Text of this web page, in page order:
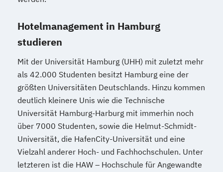
Hotelmanagement in Hamburg
studieren
Mit der Universität Hamburg (UHH) mit zuletzt mehr
als 42.000 Studenten besitzt Hamburg eine der
größten Universitäten Deutschlands. Hinzu kommen
deutlich kleinere Unis wie die Technische
Universität Hamburg-Harburg mit immerhin noch
über 7000 Studenten, sowie die Helmut-Schmidt-
Universität, die HafenCity-Universität und eine
Vielzahl anderer Hoch- und Fachhochschulen. Unter
letzteren ist die HAW – Hochschule für Angewandte